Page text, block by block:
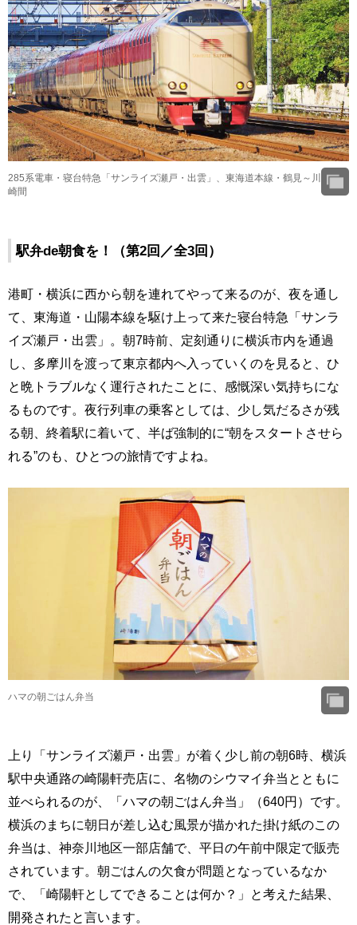
285系電車・寝台特急「サンライズ瀬戸・出雲」、東海道本線・鶴見～川
崎間
駅弁de朝食を！（第2回／全3回）
港町・横浜に西から朝を連れてやって来るのが、夜を通し
て、東海道・山陽本線を駆け上って来た寝台特急「サンラ
イズ瀬戸・出雲」。朝7時前、定刻通りに横浜市内を通過
し、多摩川を渡って東京都内へ入っていくのを見ると、ひ
と晩トラブルなく運行されたことに、感慨深い気持ちにな
るものです。夜行列車の乗客としては、少し気だるさが残
る朝、終着駅に着いて、半ば強制的に“朝をスタートさせら
れる”のも、ひとつの旅情ですよね。
ハマの朝ごはん弁当
上り「サンライズ瀬戸・出雲」が着く少し前の朝6時、横浜
駅中央通路の崎陽軒売店に、名物のシウマイ弁当とともに
並べられるのが、「ハマの朝ごはん弁当」（640円）です。
横浜のまちに朝日が差し込む風景が描かれた掛け紙のこの
弁当は、神奈川地区一部店舗で、平日の午前中限定で販売
されています。朝ごはんの欠食が問題となっているなか
で、「崎陽軒としてできることは何か？」と考えた結果、
開発されたと言います。